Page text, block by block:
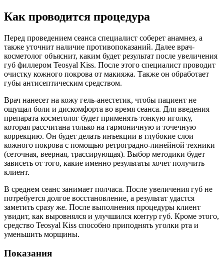
Как проводится процедура
Перед проведением сеанса специалист соберет анамнез, а
также уточнит наличие противопоказаний. Далее врач-
косметолог объяснит, каким будет результат после увеличения
губ филлером Teosyal Kiss. После этого специалист проводит
очистку кожного покрова от макияжа. Также он обработает
губы антисептическим средством.
Врач нанесет на кожу гель-анестетик, чтобы пациент не
ощущал боли и дискомфорта во время сеанса. Для введения
препарата косметолог будет применять тонкую иголку,
которая рассчитана только на гармоничную и точечную
коррекцию. Он будет делать инъекции в глубокие слои
кожного покрова с помощью ретроградно-линейной техники
(сеточная, веерная, трассирующая). Выбор методики будет
зависеть от того, какие именно результаты хочет получить
клиент.
В среднем сеанс занимает полчаса. После увеличения губ не
потребуется долгое восстановление, а результат удастся
заметить сразу же. После выполнения процедуры клиент
увидит, как выровнялся и улучшился контур губ. Кроме этого,
средство Teosyal Kiss способно приподнять уголки рта и
уменьшить морщины.
Показания